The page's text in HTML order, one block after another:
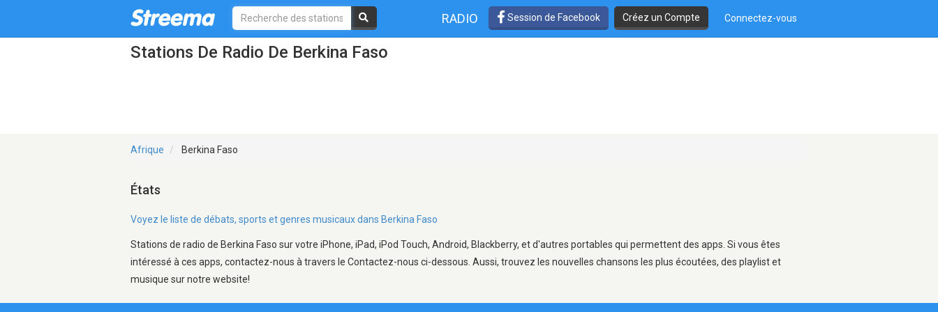
RADIO Session de Facebook Créez un Compte Connectez-vous
Stations De Radio De Berkina Faso
Afrique Berkina Faso
États
Voyez le liste de débats, sports et genres musicaux dans Berkina Faso
Stations de radio de Berkina Faso sur votre iPhone, iPad, iPod Touch, Android, Blackberry, et d'autres portables qui permettent des apps. Si vous êtes
intéressé à ces apps, contactez-nous à travers le Contactez-nous ci-dessous. Aussi, trouvez les nouvelles chansons les plus écoutées, des playlist et
musique sur notre website!